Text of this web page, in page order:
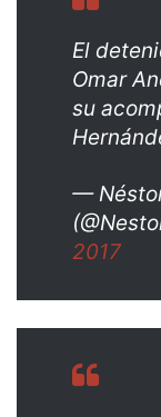
El
Omar
su
—
2017